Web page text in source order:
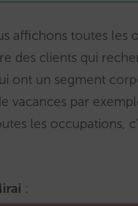
affichons toutes les
des clients qui
ont un segment
vacances par
les occupations,
: